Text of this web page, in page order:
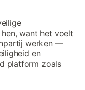
want het voelt
werken —
en
platform zoals